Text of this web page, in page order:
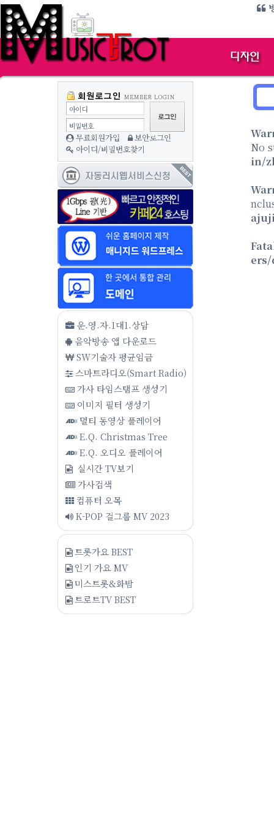
아이디
비밀번호
무료회원가입
보안로그인
아이디/비밀번호찾기
운.영.자.1대1.상담
음악방송 앱 다운로드
SW기술자 평균임금
스마트라디오(Smart Radio)
가사 타임스탬프 생성기
이미지 필터 생성기
멀티 동영상 플레이어
E.Q. Christmas Tree
E.Q. 오디오 플레이어
실시간 TV보기
가사검색
컴퓨터 오목
K-POP 걸그룹 MV 2023
트롯가요 BEST
인기 가요 MV
미스트롯&화밤
트로트TV BEST
No
in/